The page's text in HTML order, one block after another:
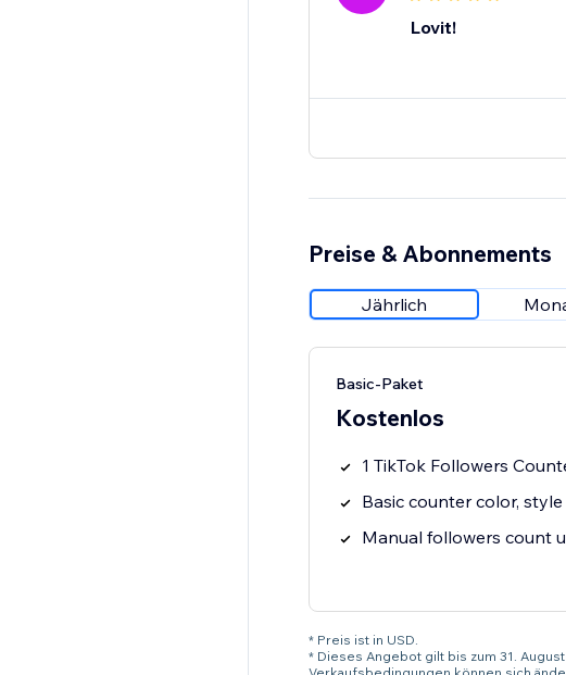
Lovit!
Preise & Abonnements
Jährlich
Basic-Paket
Kostenlos
1 TikTok Followers
Basic counter color,
Manual followers count
* Preis ist in USD.
* Dieses Angebot gilt bis zum 31.